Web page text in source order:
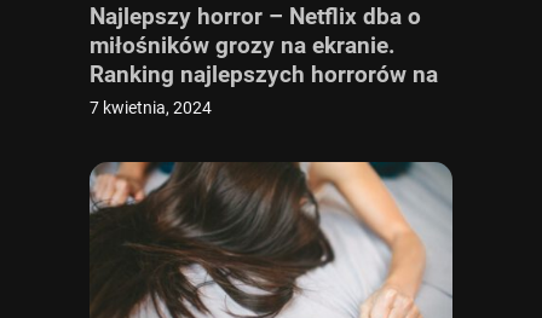
Najlepszy horror – Netflix dba o
miłośników grozy na ekranie.
Ranking najlepszych horrorów na
Netflixie
7 kwietnia, 2024